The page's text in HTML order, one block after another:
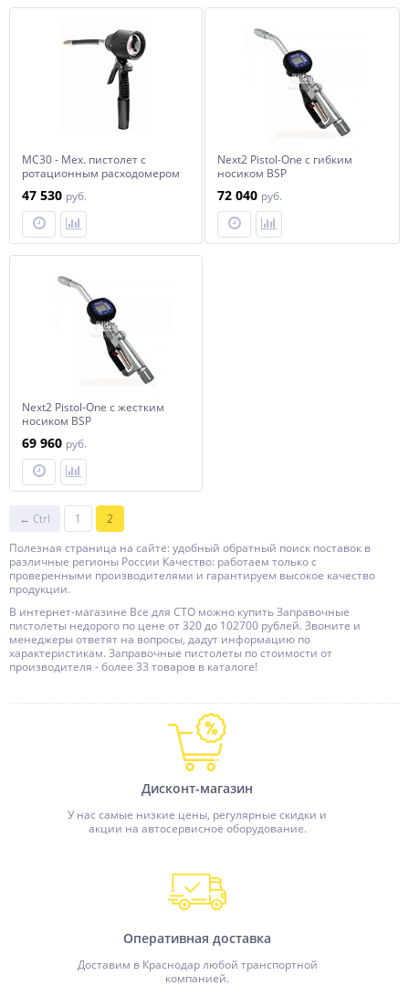
MC30 - Мех. пистолет c
ротационным расходомером
автомат. каплеот., масло
47 530 руб.
Next2 Pistol-One с гибким
носиком BSP
72 040 руб.
Next2 Pistol-One с жестким
носиком BSP
69 960 руб.
← Ctrl 1
2
Полезная страница на сайте: удобный обратный поиск поставок в
различные регионы России Качество: работаем только с
проверенными производителями и гарантируем высокое качество
продукции.
В интернет-магазине Все для СТО можно купить Заправочные
пистолеты недорого по цене от 320 до 102700 рублей. Звоните и
менеджеры ответят на вопросы, дадут информацию по
характеристикам. Заправочные пистолеты по стоимости от
производителя - более 33 товаров в каталоге!
Дисконт-магазин
У нас самые низкие цены, регулярные скидки и
акции на автосервисное оборудование.
Оперативная доставка
Доставим в Краснодар любой транспортной
компанией.